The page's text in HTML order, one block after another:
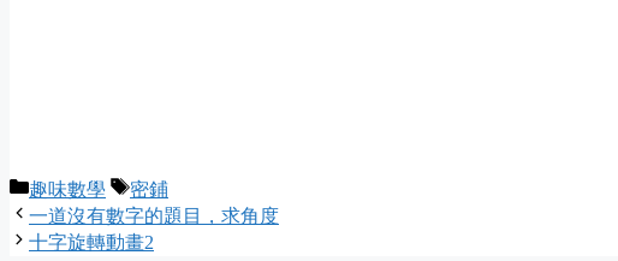
Categories
趣味數學 Tags
密鋪
一道沒有數字的題目，求角度
十字旋轉動畫2